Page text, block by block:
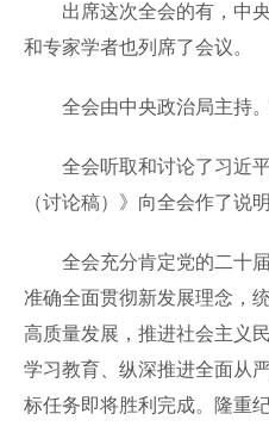
出席这次全会的有，中央
和专家学者也列席了会议。
全会由中央政治局主持。
全会听取和讨论了习近平
（讨论稿）》向全会作了说明
全会充分肯定党的二十届
准确全面贯彻新发展理念，
高质量发展，推进社会主义
学习教育、纵深推进全面从
标任务即将胜利完成。隆重